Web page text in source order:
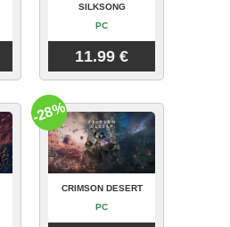
SILKSONG
PC
11.99 €
CRIMSON DESERT
PC
-28%